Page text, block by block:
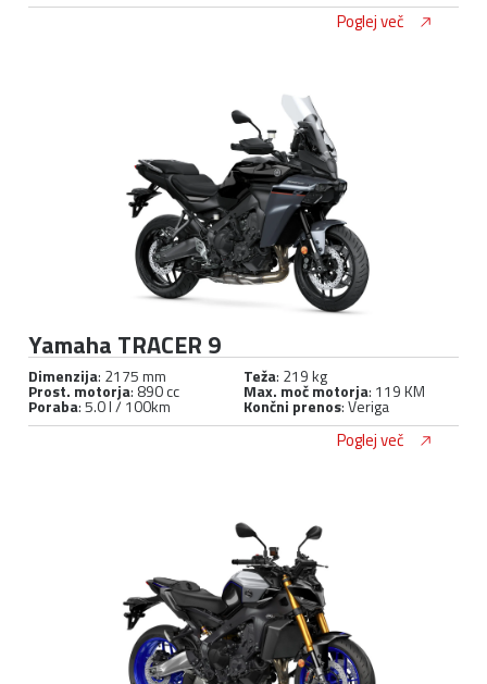
Poglej več
Yamaha TRACER 9
Dimenzija: 2175 mm Teža: 219 kg
Prost. motorja: 890 cc Max. moč motorja: 119 KM
Poraba: 5.0 l / 100km Končni prenos: Veriga
Poglej več